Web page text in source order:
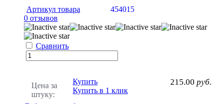
Артикул товара
454015
0 отзывов
Сравнить
Цена за
штуку:
215.00 руб.
Купить
Купить в 1 клик